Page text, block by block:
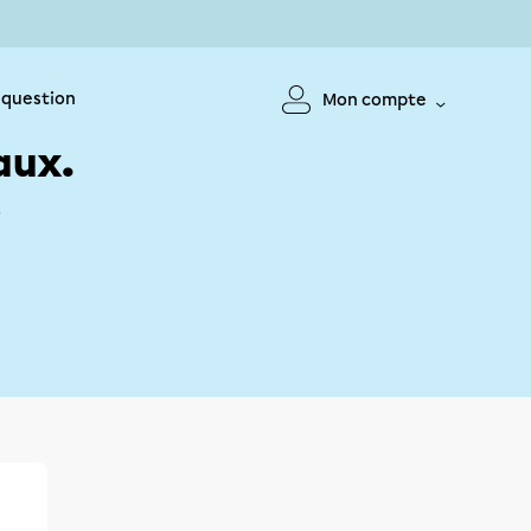
Mon compte